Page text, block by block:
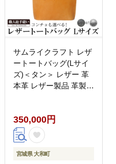
サムライクラフト レザ
ートートバッグ(Lサイ
ズ)＜タン＞ レザー 革
本革 レザー製品 革製品
ンドメイド ファッショ
ン 小物 Samurai
Craft【株式会社Stand
Field】ta282-tan
350,000円
宮城県 大和町